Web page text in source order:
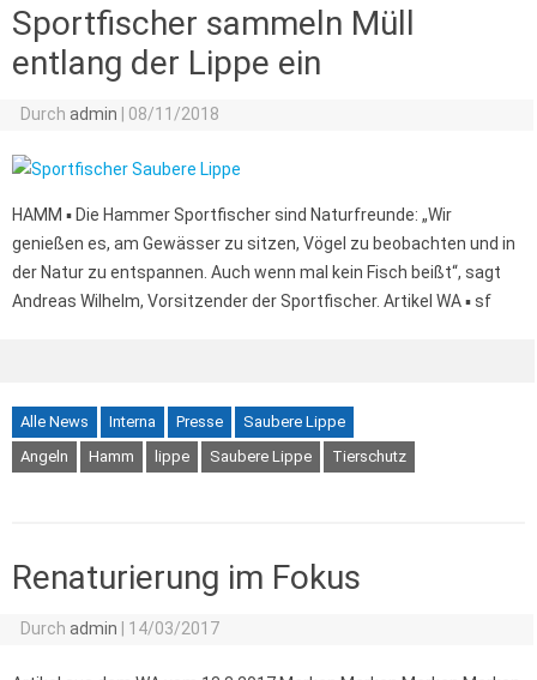
Sportfischer sammeln Müll
entlang der Lippe ein
Durch admin 08/11/2018
HAMM ▪ Die Hammer Sportfischer sind Naturfreunde: „Wir
genießen es, am Gewässer zu sitzen, Vögel zu beobachten und in
der Natur zu entspannen. Auch wenn mal kein Fisch beißt“, sagt
Andreas Wilhelm, Vorsitzender der Sportfischer. Artikel WA ▪ sf
Alle News Interna Presse
Saubere Lippe
Angeln
Hamm lippe Saubere Lippe Tierschutz
Renaturierung im Fokus
Durch admin 14/03/2017